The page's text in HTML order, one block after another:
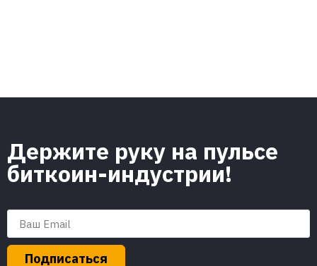
Держите руку на пульсе
биткоин-индустрии!
Подписаться